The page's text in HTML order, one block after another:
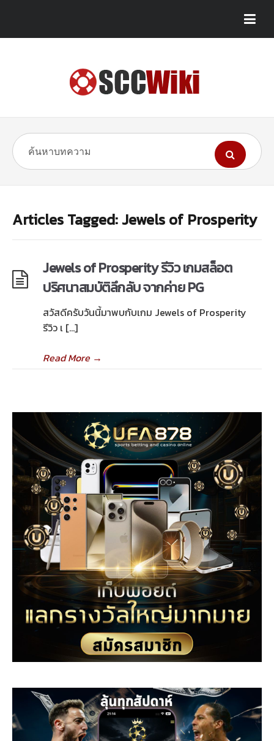
Articles Tagged: Jewels of Prosperity
Jewels of Prosperity รีวิว เกมสล็อต
ปริศนาสมบัติลึกลับ จากค่าย PG
สวัสดีครับวันนี้มาพบกับเกม Jewels of Prosperity
รีวิว เ […]
Read More→